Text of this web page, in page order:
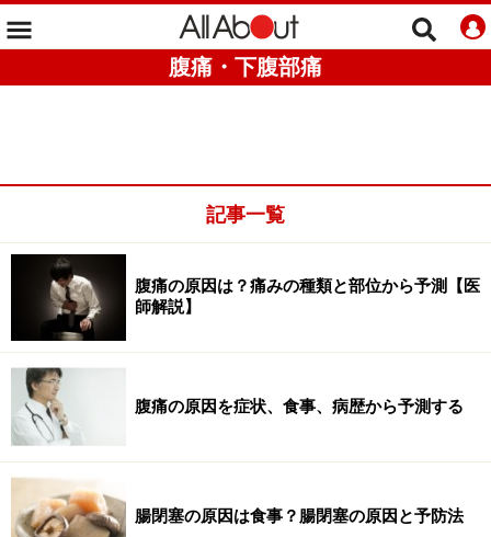
腹痛・下腹部痛
記事一覧
腹痛の原因は？痛みの種類と部位から予測【医
師解説】
腹痛の原因を症状、食事、病歴から予測する
腸閉塞の原因は食事？腸閉塞の原因と予防法